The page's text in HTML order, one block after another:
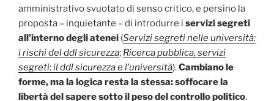
amministrativo svuotato di senso critico, e persino la
proposta – inquietante – di introdurre i servizi segreti
all’interno degli atenei (Servizi segreti nelle università:
i rischi del ddl sicurezza; Ricerca pubblica, servizi
segreti: il ddl sicurezza e l’università).Cambiano le
forme, ma la logica resta la stessa: soffocare la
libertà del sapere sotto il peso del controllo politico.